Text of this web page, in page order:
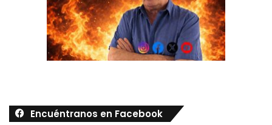
Encuéntranos en Facebook